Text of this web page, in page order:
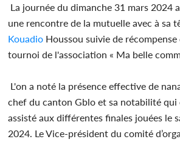
La journée du dimanche 31 mars 2024
une rencontre de la mutuelle avec à sa
Kouadio Houssou suivie de
tournoi de l'association « Ma belle
L'on a noté la présence effective de
chef du canton Gblo et sa notabilité
assisté aux différentes finales jouées le
2024. Le Vice-président du comité